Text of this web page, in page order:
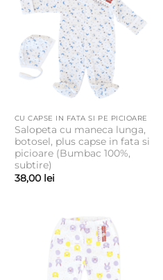
CU CAPSE IN FATA SI PE PICIOARE
Salopeta cu maneca lunga,
botosel, plus capse in fata si
picioare (Bumbac 100%,
subtire)
38,00 lei